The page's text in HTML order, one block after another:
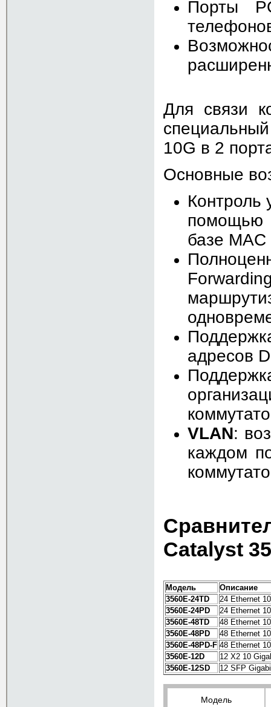
Порты
Для связи
10G в 2
Основные
Контроль
помощью
базе
адресов
VLAN:
каждом
Catalyst
Модель
Описание
3560E-24TD
24 Ethernet
3560E-24PD
24 Ethernet
3560E-48TD
48 Ethernet
3560E-48PD
48 Ethernet
3560E-48PD-F 48 Ethernet
3560E-12D
12 X2 10
3560E-12SD
12 SFP
Модель